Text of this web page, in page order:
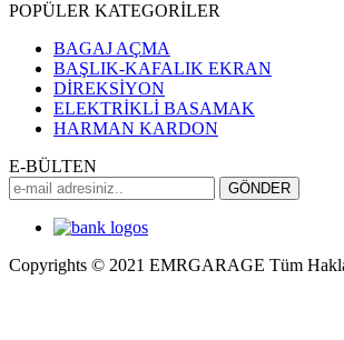
POPÜLER KATEGORİLER
BAGAJ AÇMA
BAŞLIK-KAFALIK EKRAN
DİREKSİYON
ELEKTRİKLİ BASAMAK
HARMAN KARDON
E-BÜLTEN
Copyrights © 2021 EMRGARAGE Tüm